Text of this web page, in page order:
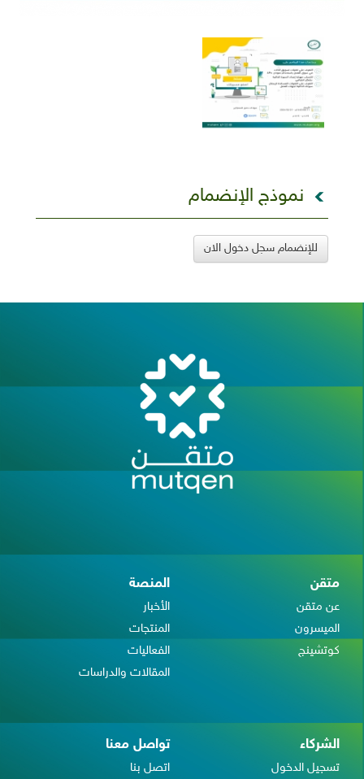
نموذج الإنضمام
للإنضمام سجل دخول الان
متقن
عن متقن
الميسرون
كوتشينج
المنصة
الأخبار
المنتجات
الفعاليات
المقالات والدراسات
الشركاء
تسجيل الدخول
تواصل معنا
اتصل بنا